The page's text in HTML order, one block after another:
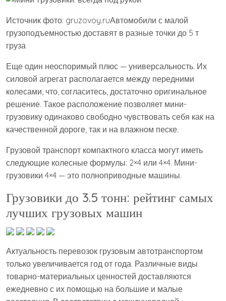
Источник фото: gruzovoy.ruАвтомобили с малой
грузоподъемностью доставят в разные точки до 5 т
груза
Еще один неоспоримый плюс — универсальность. Их
силовой агрегат располагается между передними
колесами, что, согласитесь, достаточно оригинальное
решение. Такое расположение позволяет мини-
грузовику одинаково свободно чувствовать себя как на
качественной дороге, так и на влажном песке.
Грузовой транспорт компактного класса могут иметь
следующие колесные формулы: 2×4 или 4×4. Мини-
грузовики 4×4 — это полноприводные машины.
Грузовики до 3.5 тонн: рейтинг самых
лучших грузовых машин
Актуальность перевозок грузовым автотранспортом
только увеличивается год от года. Различные виды
товарно-материальных ценностей доставляются
ежедневно с их помощью на большие и малые